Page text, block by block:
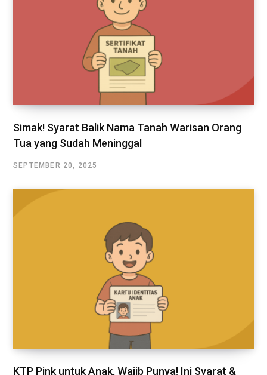
Simak! Syarat Balik Nama Tanah Warisan Orang
Tua yang Sudah Meninggal
SEPTEMBER 20, 2025
KTP Pink untuk Anak, Wajib Punya! Ini Syarat &